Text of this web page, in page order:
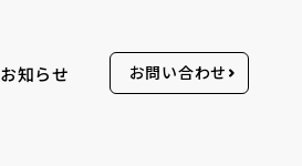
お知らせ お問い合わせ